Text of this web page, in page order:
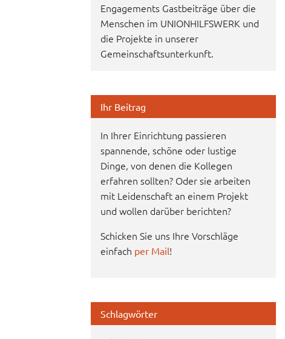
Engagements Gastbeiträge über die
Menschen im UNIONHILFSWERK und
die Projekte in unserer
Gemeinschaftsunterkunft.
Ihr Beitrag
In Ihrer Einrichtung passieren
spannende, schöne oder lustige
Dinge, von denen die Kollegen
erfahren sollten? Oder sie arbeiten
mit Leidenschaft an einem Projekt
und wollen darüber berichten?
Schicken Sie uns Ihre Vorschläge
einfach per Mail!
Schlagwörter